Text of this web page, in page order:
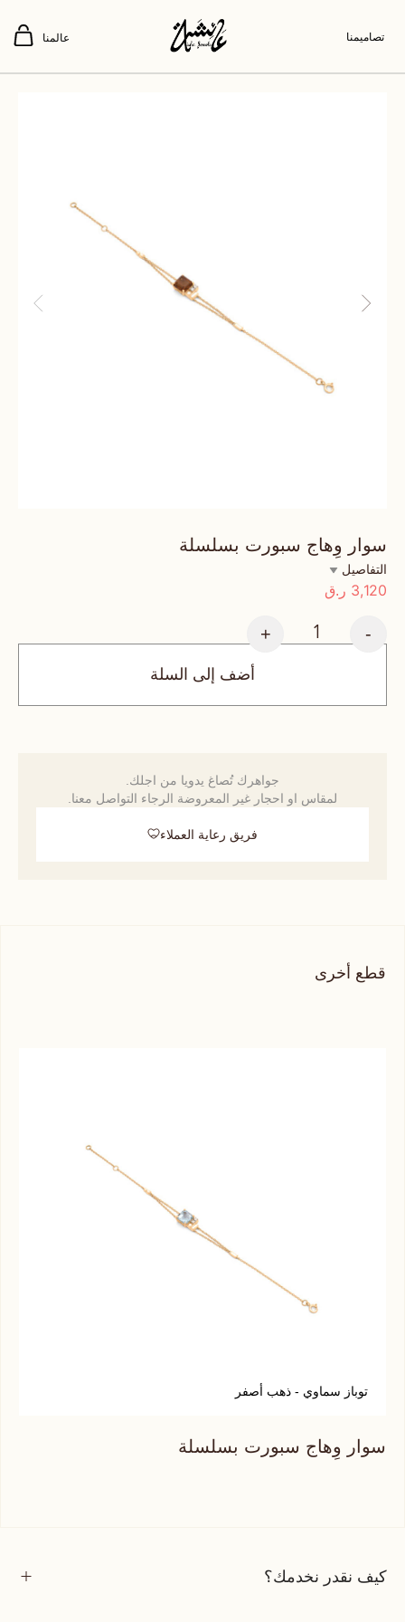
تصاميمنا عالمنا
سوار وِهاج سبورت بسلسلة
التفاصيل
3,120 ر.ق
-
+
أضف إلى السلة
جواهرك تُصاغ يدويا من اجلك.
لمقاس او احجار غير المعروضة الرجاء التواصل معنا.
فريق رعاية العملاء
قطع أخرى
توباز سماوي - ذهب أصفر
سوار وِهاج سبورت بسلسلة
كيف نقدر نخدمك؟